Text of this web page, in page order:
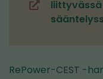
liittyvässä
(siirryt
toiseen
RePower-CEST -